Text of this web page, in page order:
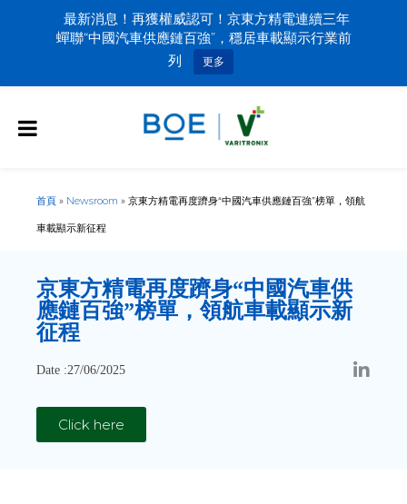
首頁 » Newsroom » 京東方精電再度躋身“中國汽車供應鏈百強”榜單，領航
車載顯示新征程
京東方精電再度躋身“中國汽車供
應鏈百強”榜單，領航車載顯示新
征程
Date :27/06/2025
Click here
最新消息！再獲權威認可！京東方精電連續三年
蟬聯“中國汽車供應鏈百強”，穩居車載顯示行業前
列
更多